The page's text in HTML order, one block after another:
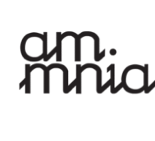
content